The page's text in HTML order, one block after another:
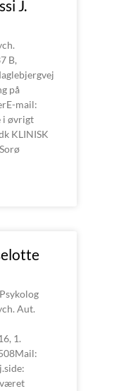
J.
B,
på
mail:
i øvrigt
KLINISK
Aut.
1.
været